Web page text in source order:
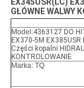
EX345USR(LC)
GŁÓWNE WALWY
Model:4363127 DO
EX370-5M EX385USR
Części kopalni
KONTROLOWANIE
Marka: TQ